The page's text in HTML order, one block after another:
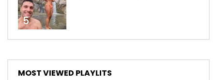
5
MOST VIEWED PLAYLITS